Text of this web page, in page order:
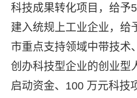
科技成果转化项目，给予
建入统规上工业企业，给
市重点支持领域中带技术
创办科技型企业的创业型
启动资金、100 万元科技